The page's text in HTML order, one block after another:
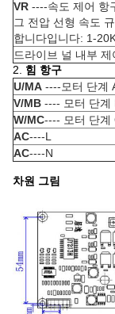
VR ----속도 제어 항
그 전압 선형 속도
합니다입니다: 1-
드라이브 널 내부
2. 힘 항구
U/MA ----모터 단계
V/MB ---- 모터 단계
W/MC---- 모터 단계
AC----L
AC----N
차원 그림